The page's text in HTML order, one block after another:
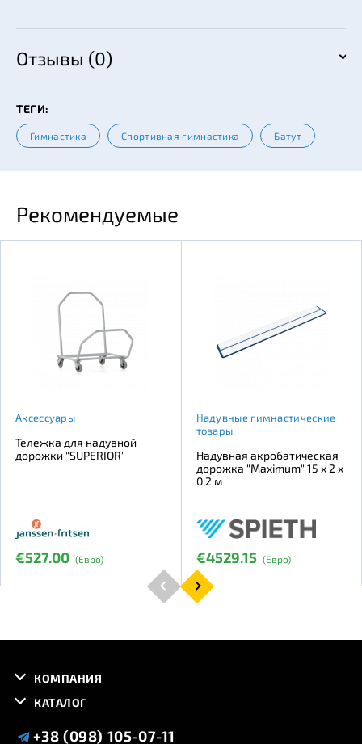
Отзывы (0)
ТЕГИ:
Гимнастика Спортивная гимнастика Батут
Рекомендуемые
Аксессуары
Тележка для надувной
дорожки "SUPERIOR"
€527.00 (Евро)
Надувные гимнастические
товары
Надувная акробатическая
дорожка "Maximum" 15 x 2 х
0,2 м
€4529.15 (Евро)
КОМПАНИЯ
КАТАЛОГ
+38 (098) 105-07-11